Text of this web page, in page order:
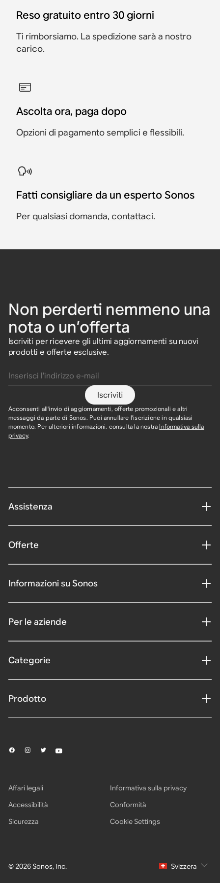
Reso gratuito entro 30 giorni
Ti rimborsiamo. La spedizione sarà a nostro
carico.
Ascolta ora, paga dopo
Opzioni di pagamento semplici e flessibili.
Fatti consigliare da un esperto Sonos
Per qualsiasi domanda, contattaci.
Non perderti nemmeno una
nota o un’offerta
Iscriviti per ricevere gli ultimi aggiornamenti su nuovi
prodotti e offerte esclusive.
Iscriviti
Acconsenti all'invio di aggiornamenti, offerte promozionali e altri
messaggi da parte di Sonos. Puoi annullare l'iscrizione in qualsiasi
momento. Per ulteriori informazioni, consulta la nostra Informativa sulla
privacy.
Assistenza
Offerte
Informazioni su Sonos
Per le aziende
Categorie
Prodotto
© 2026 Sonos, Inc.
Affari legali
Informativa sulla privacy
Accessibilità
Conformità
Sicurezza
Cookie Settings
Svizzera